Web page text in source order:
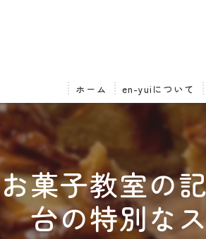
ホーム en-yuiについて
菓子教室の
台の特別な